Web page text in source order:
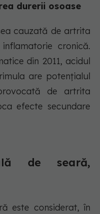
durerii osoase
cauzată de artrita
cronică.
din 2011, acidul
are potențialul
de artrita
efecte secundare
de seară,
este considerat, în